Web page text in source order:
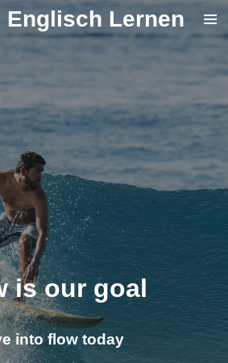
Englisch Lernen
is our goal
into flow today